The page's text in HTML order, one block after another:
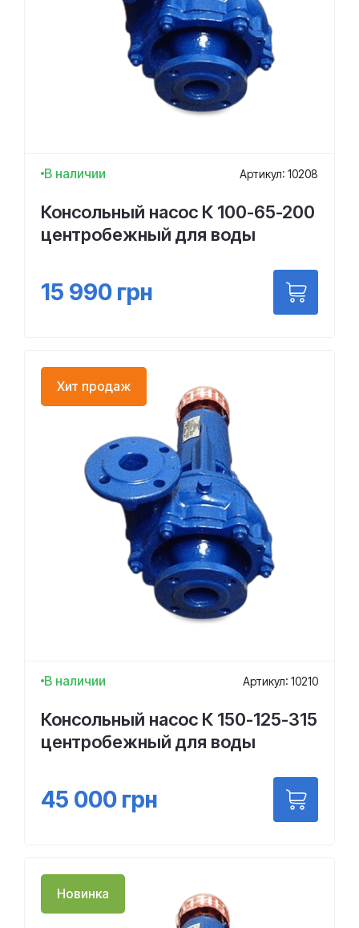
В наличии Артикул: 10208
Консольный насос К 100-65-200
центробежный для воды
15 990 грн
Хит продаж
В наличии Артикул: 10210
Консольный насос К 150-125-315
центробежный для воды
45 000 грн
Новинка